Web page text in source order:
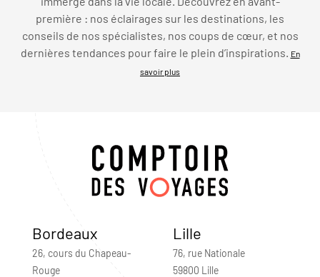
première : nos éclairages sur les destinations, les
conseils de nos spécialistes, nos coups de cœur, et nos
dernières tendances pour faire le plein d’inspirations.
En
savoir plus
Bordeaux
26, cours du Chapeau-
Rouge
Lille
76, rue Nationale
59800 Lille